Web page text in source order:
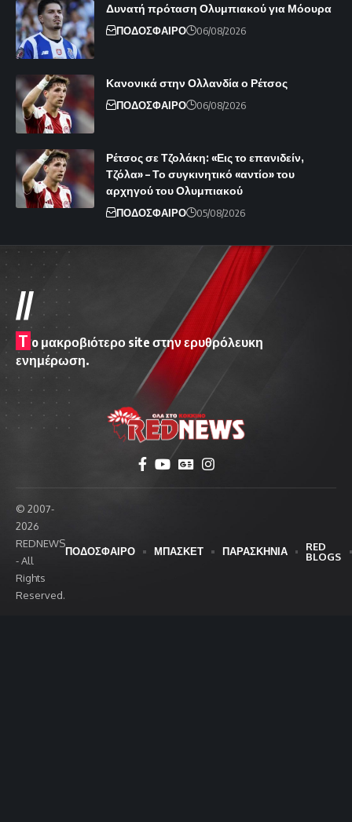
Δυνατή πρόταση Ολυμπιακού για Μόουρα
ΠΟΔΟΣΦΑΙΡΟ 06/08/2026
Κανονικά στην Ολλανδία ο Ρέτσος
ΠΟΔΟΣΦΑΙΡΟ 06/08/2026
Ρέτσος σε Τζολάκη: «Εις το επανιδείν,
Τζόλα» – Το συγκινητικό «αντίο» του
αρχηγού του Ολυμπιακού
ΠΟΔΟΣΦΑΙΡΟ 05/08/2026
//
T o μακροβιότερο site στην ερυθρόλευκη
ενημέρωση.
© 2007-
2026
REDNEWS
- All
Rights
Reserved.
ΠΟΔΟΣΦΑΙΡΟ ΜΠΑΣΚΕΤ ΠΑΡΑΣΚΗΝΙΑ
RED
BLOGS